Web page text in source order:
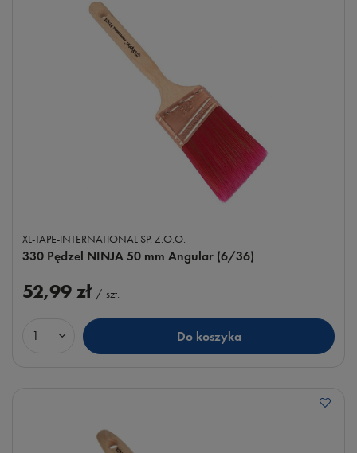
XL-TAPE-INTERNATIONAL SP. Z.O.O.
330 Pędzel NINJA 50 mm Angular (6/36)
52,99 zł / szt.
Ilość produktów Do koszyka